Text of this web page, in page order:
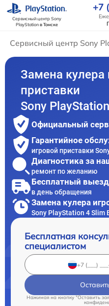
Сервисный центр Sony
PlayStationв Томске
+7
Сервисный центр Sony
Замена кулера
приставки
Sony
Официальный
Гарантийное
игровой приставки
Диагностика за
ремонт по желанию
Бесплатный
в день обращения
Замена кулера
Sony PlayStation 4 Slim
Бесплатная
специалистом
Нажимая на кнопку "Оставить